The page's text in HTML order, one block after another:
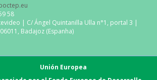
58
| C/ Ángel Quintanilla Ulla n°1, portal 3 |
Badajoz (Espanha)
Unión Europea